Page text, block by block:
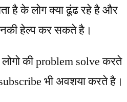
है के लोग क्या ढूंढ रहे है और
हेल्प कर सकते है।
की problem solve करते
भी अवशया करते है।